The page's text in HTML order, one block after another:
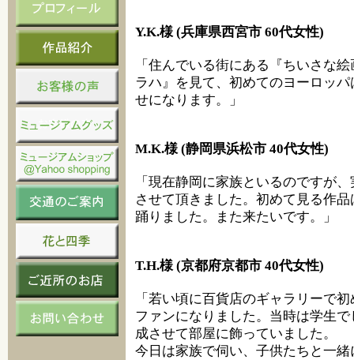
Y.K.様 (兵庫県西宮市 60代女性)
「住んでいる街にある『ちいさな
ラハ』を見て、初めてのヨーロッ
せになります。」
M.K.様 (静岡県浜松市 40代女性)
「現在静岡に家族といるのですが
させて頂きました。初めて見る作
踊りました。また来たいです。」
T.H.様 (京都府京都市 40代女性)
「若い頃に百貨店のギャラリーで
ファンになりました。当時は学生
成させて部屋に飾っていました。
今日は家族で伺い、子供たちと一